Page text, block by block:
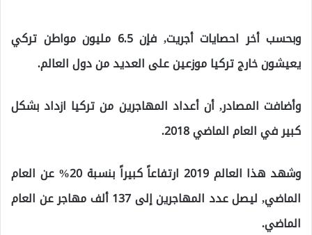
وبحسب أخر احصايات أجريت, فإن 6.5 مليون مواطن تركي
يعيشون خارج تركيا موزعين على العديد من دول العالم.
وأضافت المصادر, أن أعداد المهاجرين من تركيا ازداد بشكل
كبير في العام الماضي 2018.
وشهد هذا العالم 2019 ارتفاعاً كبيراً بنسبة 20% عن العام
الماضي, ليصل عدد المهاجرين إلى 137 ألف مهاجر عن العام
الماضي.